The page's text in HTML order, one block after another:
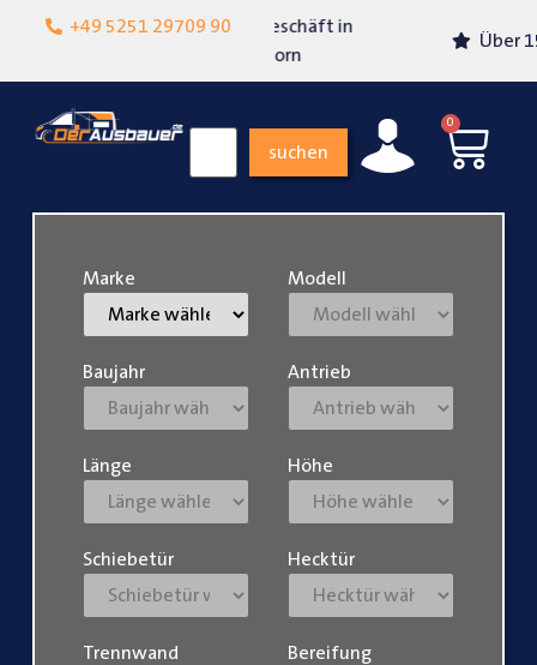
+49 5251 29709 90
Lokalgeschäft in
Über 15 Jahre Erfahrung
suchen
0
Marke Modell
Baujahr Antrieb
Länge Höhe
Schiebetür Hecktür
Trennwand Bereifung